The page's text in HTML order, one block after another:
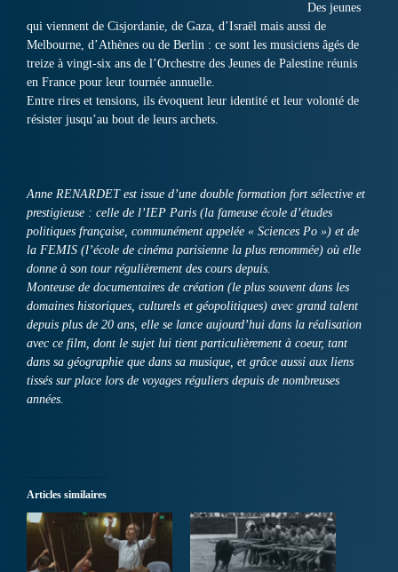
Des jeunes
qui viennent de Cisjordanie, de Gaza, d’Israël mais aussi de
Melbourne, d’Athènes ou de Berlin : ce sont les musiciens âgés de
treize à vingt-six ans de l’Orchestre des Jeunes de Palestine réunis
en France pour leur tournée annuelle.
Entre rires et tensions, ils évoquent leur identité et leur volonté de
résister jusqu’au bout de leurs archets.
Anne RENARDET est issue d’une double formation fort sélective et
prestigieuse : celle de l’IEP Paris (la fameuse école d’études
politiques française, communément appelée « Sciences Po ») et de
la FEMIS (l’école de cinéma parisienne la plus renommée) où elle
donne à son tour régulièrement des cours depuis.
Monteuse de documentaires de création (le plus souvent dans les
domaines historiques, culturels et géopolitiques) avec grand talent
depuis plus de 20 ans, elle se lance aujourd’hui dans la réalisation
avec ce film, dont le sujet lui tient particulièrement à coeur, tant
dans sa géographie que dans sa musique, et grâce aussi aux liens
tissés sur place lors de voyages réguliers depuis de nombreuses
années.
Articles similaires